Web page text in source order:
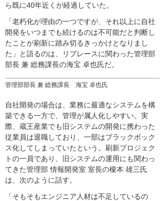
管理部部長 兼 総務課長 海宝 卓也氏
ら既に40年近くが経過していた。
「老朽化が理由の一つですが、それ以上に自社
開発をいつまでも続けるのは不可能だと判断し
たことが刷新に踏み切るきっかけとなりまし
た」と語るのは、リプレースに関わった管理部
部長 兼 総務課長の海宝 卓也氏だ。
自社開発の場合は、業務に最適なシステムを構
築できる一方で、管理が属人化しやすい。実
際、蔵王産業でも旧システムの開発に携わった
従業員は退職しており、一部はブラックボック
ス化してしまっていたという。刷新プロジェク
トの一員であり、旧システムの運用にも関わっ
てきた管理部 情報開発室 室長の榎本 雄三氏
は、次のように話す。
「そもそもエンジニア人材は不足しているの